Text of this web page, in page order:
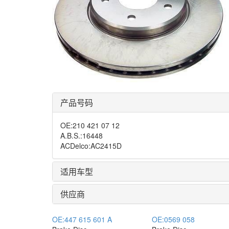
产品号码
OE:210 421 07 12
A.B.S.:16448
ACDelco:AC2415D
适用车型
供应商
OE:447 615 601 A
OE:0569 058